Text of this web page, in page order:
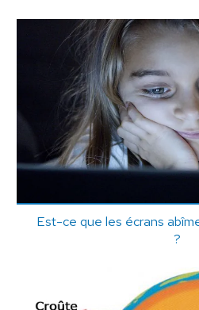
Est-ce que les écrans
?